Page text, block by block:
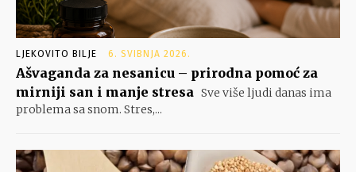
LJEKOVITO BILJE 6. SVIBNJA 2026.
Ašvaganda za nesanicu – prirodna pomoć za
mirniji san i manje stresa Sve više ljudi danas ima
problema sa snom. Stres,...